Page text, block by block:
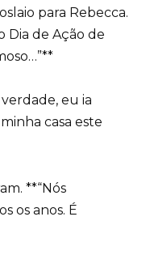
para Rebecca.
Dia de Ação de
eu ia
casa este
**“Nós
os anos. É